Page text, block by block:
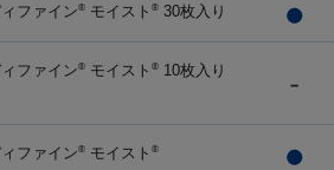
ファイン® モイスト ® 30枚入り
ファイン® モイスト ® 10枚入り
ファイン® モイスト ®